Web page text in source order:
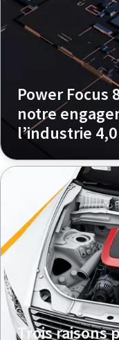
Power Focus
notre
l’industrie 4,0
Trois raisons